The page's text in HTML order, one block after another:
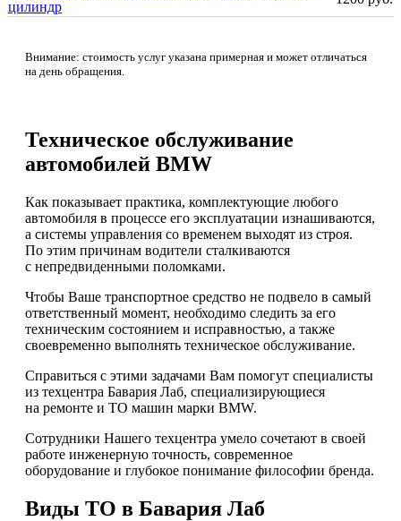
цилиндр
Внимание: стоимость услуг указана примерная и может отличаться
на день обращения.
Техническое обслуживание
автомобилей BMW
Как показывает практика, комплектующие любого
автомобиля в процессе его эксплуатации изнашиваются,
а системы управления со временем выходят из строя.
По этим причинам водители сталкиваются
с непредвиденными поломками.
Чтобы Ваше транспортное средство не подвело в самый
ответственный момент, необходимо следить за его
техническим состоянием и исправностью, а также
своевременно выполнять техническое обслуживание.
Справиться с этими задачами Вам помогут специалисты
из техцентра Бавария Лаб, специализирующиеся
на ремонте и ТО машин марки BMW.
Сотрудники Нашего техцентра умело сочетают в своей
работе инженерную точность, современное
оборудование и глубокое понимание философии бренда.
Виды ТО в Бавария Лаб